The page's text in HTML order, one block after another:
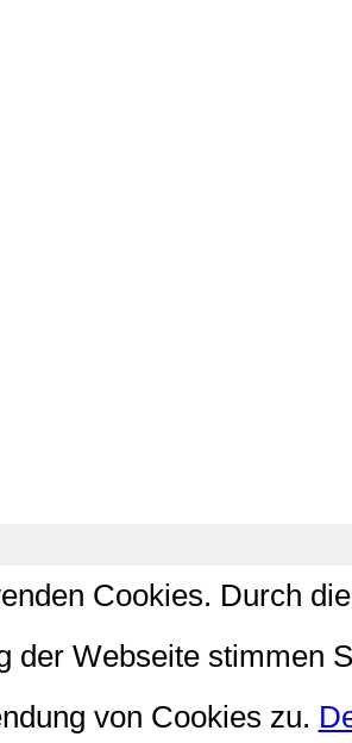
Cookies. Durch
der Webseite stimmen
von Cookies zu.